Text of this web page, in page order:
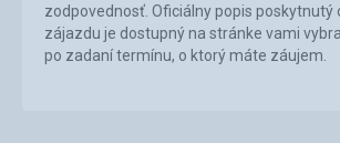
zodpovednosť. Oficiálny popis
zájazdu je dostupný na stránke vami
po zadaní termínu, o ktorý máte záujem.